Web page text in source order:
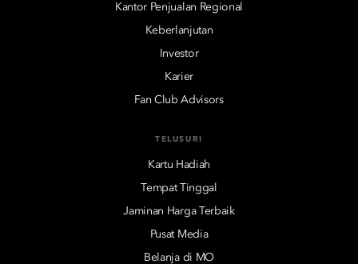
Kantor Penjualan Regional
Keberlanjutan
Investor
Karier
Fan Club Advisors
TELUSURI
Kartu Hadiah
Tempat Tinggal
Jaminan Harga Terbaik
Pusat Media
Belanja di MO